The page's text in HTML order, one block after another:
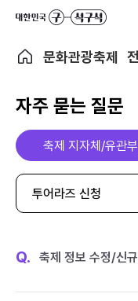
문화관광축제
자주 묻는 질문
축제 지자체/유관
투어라즈 신청
Q. 축제 정보 수정/신